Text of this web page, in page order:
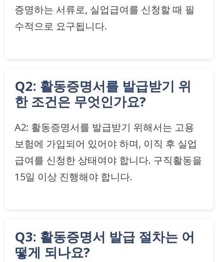
증명하는 서류로, 실업급여를 신청할 때 필
수적으로 요구됩니다.
Q2: 활동증명서를 발급받기 위
한 조건은 무엇인가요?
A2: 활동증명서를 발급받기 위해서는 고용
보험에 가입되어 있어야 하며, 이직 후 실업
급여를 신청한 상태여야 합니다. 구직활동을
15일 이상 진행해야 합니다.
Q3: 활동증명서 발급 절차는 어
떻게 되나요?